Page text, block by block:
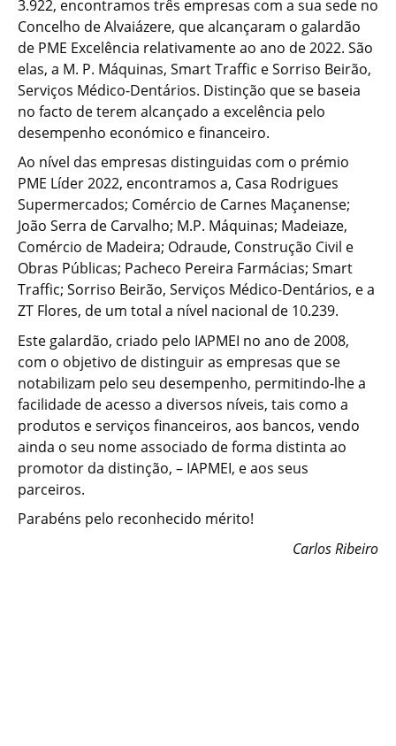
3.922, encontramos três empresas com a sua sede no
Concelho de Alvaiázere, que alcançaram o galardão
de PME Excelência relativamente ao ano de 2022. São
elas, a M. P. Máquinas, Smart Traffic e Sorriso Beirão,
Serviços Médico-Dentários. Distinção que se baseia
no facto de terem alcançado a excelência pelo
desempenho económico e financeiro.
Ao nível das empresas distinguidas com o prémio
PME Líder 2022, encontramos a, Casa Rodrigues
Supermercados; Comércio de Carnes Maçanense;
João Serra de Carvalho; M.P. Máquinas; Madeiaze,
Comércio de Madeira; Odraude, Construção Civil e
Obras Públicas; Pacheco Pereira Farmácias; Smart
Traffic; Sorriso Beirão, Serviços Médico-Dentários, e a
ZT Flores, de um total a nível nacional de 10.239.
Este galardão, criado pelo IAPMEI no ano de 2008,
com o objetivo de distinguir as empresas que se
notabilizam pelo seu desempenho, permitindo-lhe a
facilidade de acesso a diversos níveis, tais como a
produtos e serviços financeiros, aos bancos, vendo
ainda o seu nome associado de forma distinta ao
promotor da distinção, – IAPMEI, e aos seus
parceiros.
Parabéns pelo reconhecido mérito!
Carlos Ribeiro